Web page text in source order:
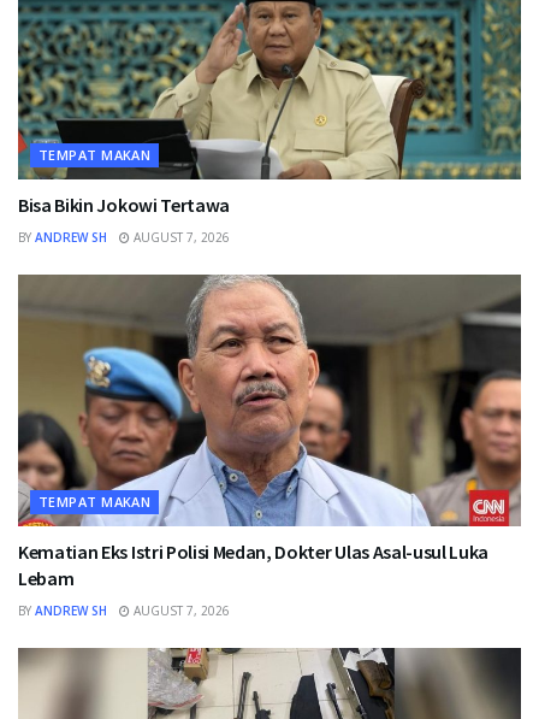
TEMPAT MAKAN
Bisa Bikin Jokowi Tertawa
BY ANDREW SH AUGUST 7, 2026
TEMPAT MAKAN
Kematian Eks Istri Polisi Medan, Dokter Ulas Asal-usul Luka
Lebam
BY ANDREW SH AUGUST 7, 2026